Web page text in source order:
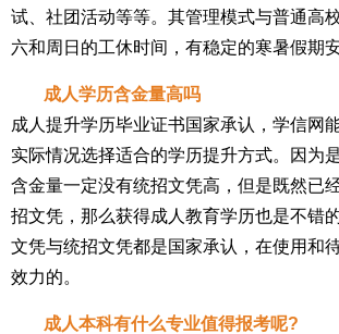
试、社团活动等等。其管理模式与普通高
六和周日的工休时间，有稳定的寒暑假期安
成人学历含金量高吗
成人提升学历毕业证书国家承认，学信网
实际情况选择适合的学历提升方式。因为
含金量一定没有统招文凭高，但是既然已
招文凭，那么获得成人教育学历也是不错
文凭与统招文凭都是国家承认，在使用和
效力的。
成人本科有什么专业值得报考呢?